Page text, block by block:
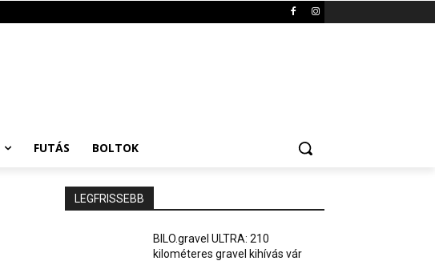
FUTÁS BOLTOK
LEGFRISSEBB
BILO.gravel ULTRA: 210
kilométeres gravel kihívás vár